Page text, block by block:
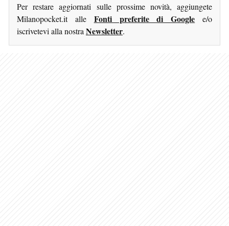
Per restare aggiornati sulle prossime novità, aggiungete
Milanopocket.it alle Fonti preferite di Google e/o
iscrivetevi alla nostra Newsletter.